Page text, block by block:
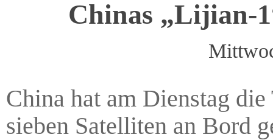
Chinas „Lijian-
China hat am Dienstag
sieben Satelliten an Bord